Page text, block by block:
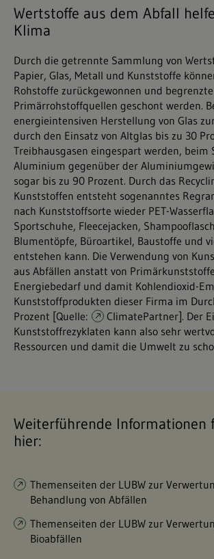
Wertstoffe aus dem Abfall
Klima
Durch die getrennte Sammlung von
Papier, Glas, Metall und Kunststoffe
Rohstoffe zurückgewonnen und begrenzte
Primärrohstoffquellen geschont werden.
energieintensiven Herstellung von Glas
durch den Einsatz von Altglas bis zu 30
Treibhausgasen eingespart werden, beim
Aluminium gegenüber der
sogar bis zu 90 Prozent. Durch das
Kunststoffen entsteht sogenanntes
nach Kunststoffsorte wieder PET-
Sportschuhe, Fleecejacken,
Blumentöpfe, Büroartikel, Baustoffe und
entstehen kann. Die Verwendung von
aus Abfällen anstatt von
Energiebedarf und damit Kohlendioxid-
Kunststoffprodukten dieser Firma im
Prozent [Quelle:
ClimatePartner]. Der
Kunststoffrezyklaten kann also sehr
Ressourcen und damit die Umwelt zu
Weiterführende Informationen
hier:
Themenseiten der LUBW zur
Behandlung von Abfällen
Themenseiten der LUBW zur
Bioabfällen